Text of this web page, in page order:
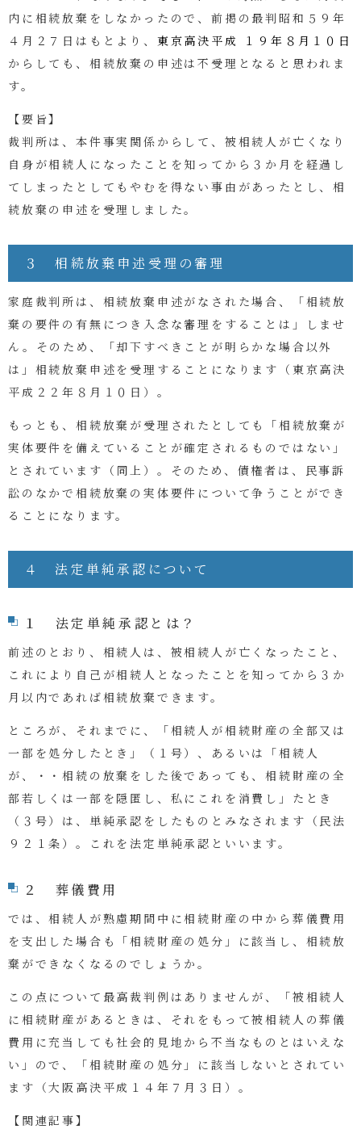
内に相続放棄をしなかったので、前掲の最判昭和５９年
４月２７日はもとより、 東京高決平成 １９年８月１０日
からしても、相続放棄の申述は不受理となると思われま
す。
【要旨】
裁判所は、本件事実関係からして、 被相続人が亡くなり
自身が相続人になったことを知ってから３か月を経過し
てしまったとしてもやむを得ない事由があったとし、相
続放棄の申述を受理しました。
３ 相続放棄申述受理の審理
家庭裁判所は、相続放棄申述がなされた場合、「相続放
棄の要件の有無につき入念な審理をすることは」しませ
ん。そのため、「却下すべきことが明らかな場合以外
は」相続放棄申述を受理することになります（東京高決
平成２２年８月１０日）。
もっとも、相続放棄が受理されたとしても「相続放棄が
実体要件を備えていることが確定されるものではない」
とされています（同上）。そのため、債権者は、民事訴
訟のなかで相続放棄の実体要件について争うことができ
ることになります。
４ 法定単純承認について
１ 法定単純承認とは？
前述のとおり、相続人は、被相続人が亡くなったこと、
これにより自己が相続人となったことを知ってから３か
月以内であれば相続放棄できます。
ところが、それまでに、「相続人が相続財産の全部又は
一部を処分したとき 」（１号）、あるいは「相続人
が、・・相続の放棄をした後であっても、相続財産の全
部若しくは一部を隠匿し、私にこれを消費し 」たとき
（３号）は、単純承認をしたものとみなされます（民法
９２１条）。これを法定単純承認といいます。
２ 葬儀費用
では、相続人が熟慮期間中に相続財産の中から葬儀費用
を支出した場合も「相続財産の処分」に該当し、相続放
棄ができなくなるのでしょうか。
この点について最高裁判例はありませんが、「被相続人
に相続財産があるときは、それをもって被相続人の葬儀
費用に充当しても社会的見地から不当なものとはいえな
い」ので、「相続財産の処分」に該当しないとされてい
ます（大阪高決平成１４年７月３日）。
【関連記事】